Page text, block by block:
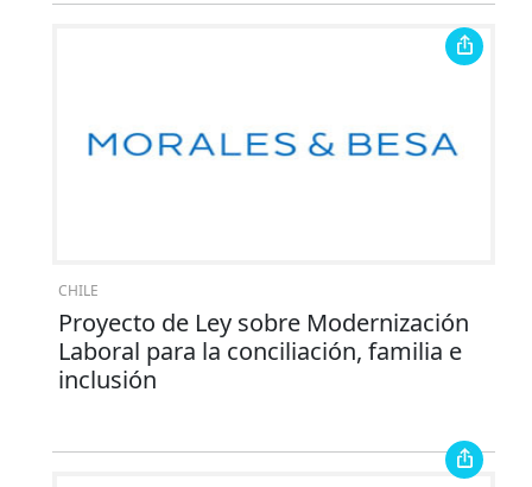
CHILE
Proyecto de Ley sobre Modernización
Laboral para la conciliación, familia e
inclusión